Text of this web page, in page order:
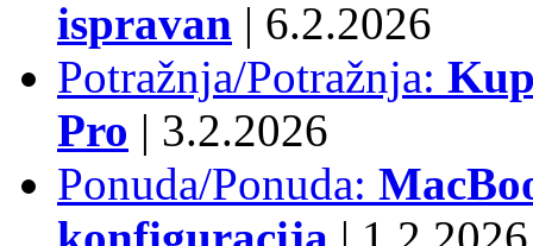
ispravan | 6.2.2026
Potražnja/Potražnja:
Pro | 3.2.2026
Ponuda/Ponuda: